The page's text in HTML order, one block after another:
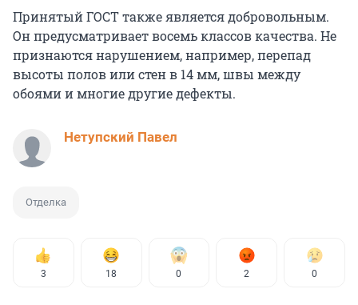
Принятый ГОСТ также является добровольным.
Он предусматривает восемь классов качества. Не
признаются нарушением, например, перепад
высоты полов или стен в 14 мм, швы между
обоями и многие другие дефекты.
Нетупский Павел
Отделка
3 18 0 2 0